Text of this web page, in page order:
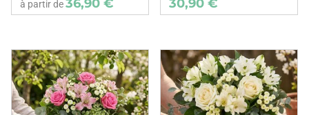
à partir de36,90 € 30,90 €